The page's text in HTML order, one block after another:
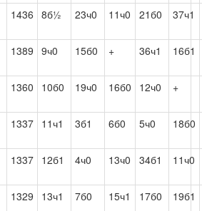
1436 8б½ 23ч0 11ч0 21б0 37ч1
1389 9ч0 15б0 + 36ч1 16б1
1360 10б0 19ч0 16б0 12ч0 +
1337 11ч1 3б1 6б0 5ч0 18б0
1337 12б1 4ч0 13ч0 34б1 11ч0
1329 13ч1 7б0 15ч1 17б0 19б1